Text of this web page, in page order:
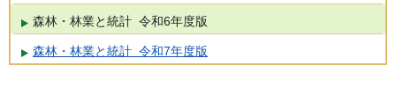
森林・林業と統計 令和6年度版
森林・林業と統計 令和7年度版